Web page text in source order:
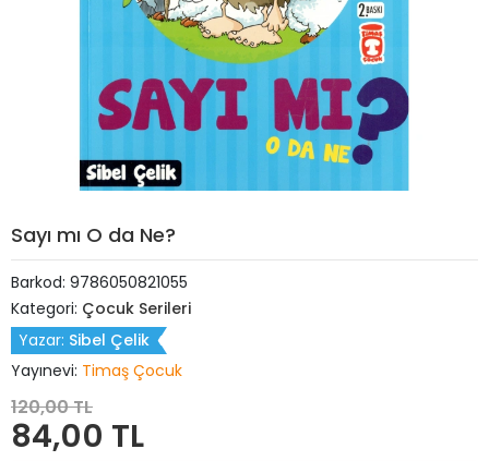
Sayı mı O da Ne?
Barkod: 9786050821055
Kategori: Çocuk Serileri
Yazar: Sibel Çelik
Yayınevi: Timaş Çocuk
120,00 TL
84,00 TL